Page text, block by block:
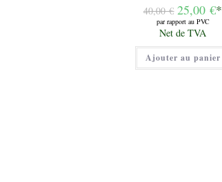
40,00€ Le
prix
initial
était :
40,00 €.
25,00€*
par rapport au PVC
Le
prix
actuel
est :
25,00 €.
Net de TVA
Ajouter au panier